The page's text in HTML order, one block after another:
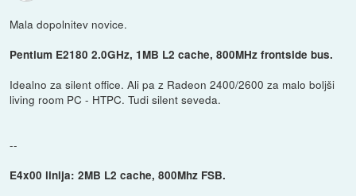
Mala dopolnitev novice.
Pentium E2180 2.0GHz, 1MB L2 cache, 800MHz frontside bus.
Idealno za silent office. Ali pa z Radeon 2400/2600 za malo boljši
living room PC - HTPC. Tudi silent seveda.
--
E4x00 linija: 2MB L2 cache, 800Mhz FSB.